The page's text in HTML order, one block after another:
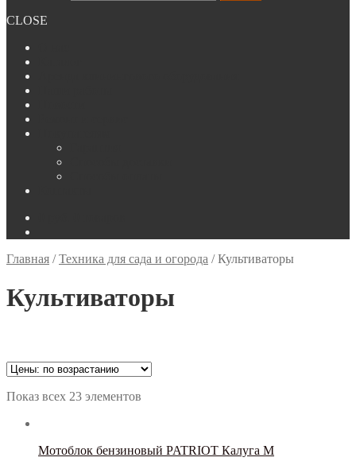
CLOSE
Главная /Техника для сада и огорода /Культиваторы
Культиваторы
Цена
Показ всех 23 элементов
Мотоблок бензиновый PATRIOT Калуга М